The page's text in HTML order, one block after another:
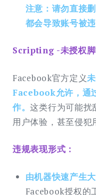
注意：请勿直接
都会导致账号被
Scripting -未授权
Facebook官方定义
Facebook允许，通
作。这类行为可能扰
用户体验，甚至侵犯
违规表现形式：
由机器快速产生
Facebook授权的